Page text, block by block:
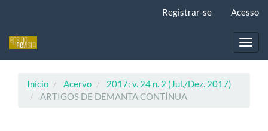
principal
Registrar-se Acesso
Início Acervo
2017: v. 24 n. 2 (Jul./Dez. 2017)
ARTIGOS DE DEMANTA CONTÍNUA